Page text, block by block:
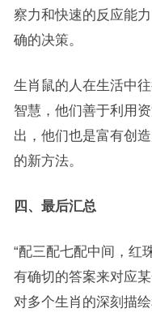
察力和快速的反应能
确的决策。
生肖鼠的人在生活中
智慧，他们善于利用
出，他们也是富有创
的新方法。
四、最后汇总
“配三配七配中间，红
有确切的答案来对应
对多个生肖的深刻描